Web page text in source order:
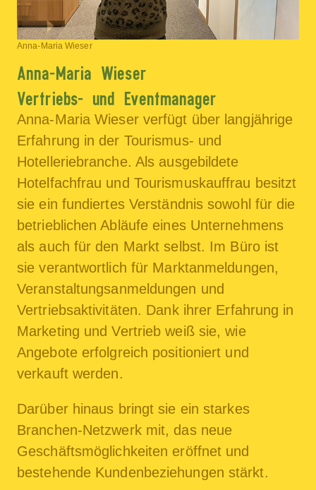
Anna-Maria Wieser
Anna-Maria Wieser
Vertriebs- und Eventmanager
Anna-Maria Wieser verfügt über langjährige
Erfahrung in der Tourismus- und
Hotelleriebranche. Als ausgebildete
Hotelfachfrau und Tourismuskauffrau besitzt
sie ein fundiertes Verständnis sowohl für die
betrieblichen Abläufe eines Unternehmens
als auch für den Markt selbst. Im Büro ist
sie verantwortlich für Marktanmeldungen,
Veranstaltungsanmeldungen und
Vertriebsaktivitäten. Dank ihrer Erfahrung in
Marketing und Vertrieb weiß sie, wie
Angebote erfolgreich positioniert und
verkauft werden.
Darüber hinaus bringt sie ein starkes
Branchen-Netzwerk mit, das neue
Geschäftsmöglichkeiten eröffnet und
bestehende Kundenbeziehungen stärkt.